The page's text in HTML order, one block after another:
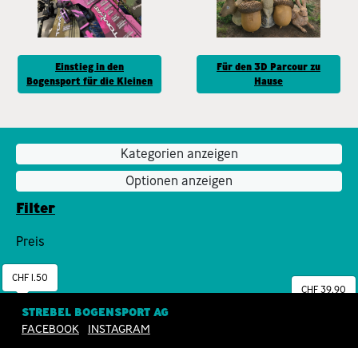
Einstieg in den
Bogensport für die Kleinen
Für den 3D Parcour zu
Hause
Kategorien anzeigen
Optionen anzeigen
Filter
Preis
CHF 39.90
CHF 1.50
STREBEL BOGENSPORT AG
FACEBOOK
INSTAGRAM